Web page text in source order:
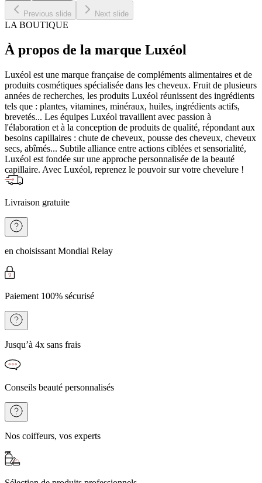
Previous slide Next slide
LA BOUTIQUE
À propos de la marque Luxéol
Luxéol est une marque française de compléments alimentaires et de
produits cosmétiques spécialisée dans les cheveux. Fruit de plusieurs
années de recherches, les produits Luxéol réunissent des ingrédients
tels que : plantes, vitamines, minéraux, huiles, ingrédients actifs,
brevetés... Les équipes Luxéol travaillent avec passion à
l'élaboration et à la conception de produits de qualité, répondant aux
besoins capillaires : chute de cheveux, pousse des cheveux, cheveux
secs, abîmés... Subtile alliance entre actions ciblées et sensorialité,
Luxéol est fondée sur une approche personnalisée de la beauté
capillaire. Avec Luxéol, reprenez le pouvoir sur votre chevelure !
Livraison gratuite
en choisissant Mondial Relay
Paiement 100% sécurisé
Jusqu’à 4x sans frais
Conseils beauté personnalisés
Nos coiffeurs, vos experts